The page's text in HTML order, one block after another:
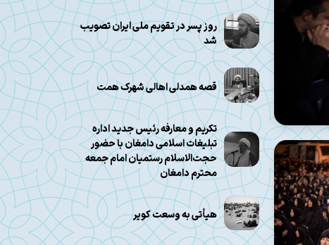
روز پسر در تقویم ملی ایران تصویب
شد
قصه همدلی اهالی شهرک همت
تکریم و معارفه رئیس جدید اداره
تبلیغات اسلامی دامغان با حضور
حجت‌الاسلام رستمیان امام جمعه
محترم دامغان
هیأتی به وسعت کویر